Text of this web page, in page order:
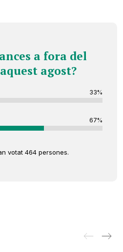
a fora del
agost?
33%
67%
votat 464 persones.